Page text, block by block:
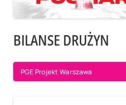
BILANSE DRUŻYN
PGE Projekt Warszawa